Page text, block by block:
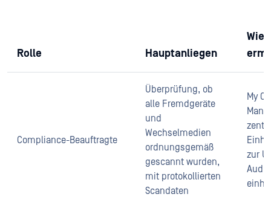
Rolle Hauptanliegen
Wie
Compliance-Beauftragte
Überprüfung, ob
alle Fremdgeräte
und
Wechselmedien
ordnungsgemäß
gescannt wurden,
mit protokollierten
Scandaten
My
zur